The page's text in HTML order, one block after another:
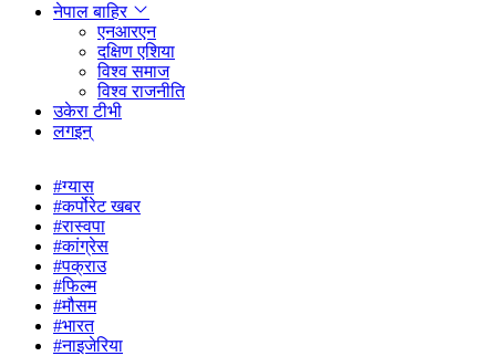
नेपाल बाहिर
एनआरएन
दक्षिण एशिया
विश्व समाज
विश्व राजनीति
उकेरा टीभी
लगइन्
#ग्यास
#कर्पोरेट खबर
#रास्वपा
#कांग्रेस
#पक्राउ
#फिल्म
#मौसम
#भारत
#नाइजेरिया